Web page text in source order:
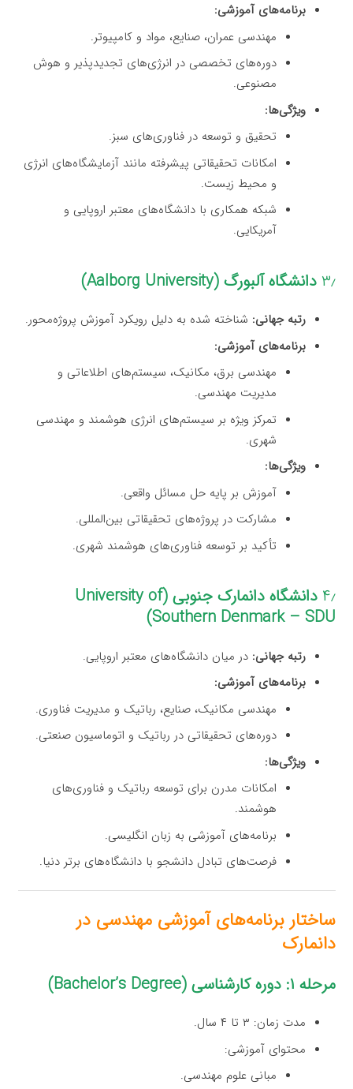
برنامه‌های آموزشی:
مهندسی عمران، صنایع، مواد و کامپیوتر.
دوره‌های تخصصی در انرژی‌های تجدیدپذیر و هوش
مصنوعی.
ویژگی‌ها:
تحقیق و توسعه در فناوری‌های سبز.
امکانات تحقیقاتی پیشرفته مانند آزمایشگاه‌های انرژی
و محیط زیست.
شبکه همکاری با دانشگاه‌های معتبر اروپایی و
آمریکایی.
۳٫ دانشگاه آلبورگ (Aalborg University)
رتبه جهانی: شناخته شده به دلیل رویکرد آموزش پروژه‌محور.
برنامه‌های آموزشی:
مهندسی برق، مکانیک، سیستم‌های اطلاعاتی و
مدیریت مهندسی.
تمرکز ویژه بر سیستم‌های انرژی هوشمند و مهندسی
شهری.
ویژگی‌ها:
آموزش بر پایه حل مسائل واقعی.
مشارکت در پروژه‌های تحقیقاتی بین‌المللی.
تأکید بر توسعه فناوری‌های هوشمند شهری.
۴٫
دانشگاه دانمارک جنوبی (University of
Southern Denmark – SDU)
رتبه جهانی: در میان دانشگاه‌های معتبر اروپایی.
برنامه‌های آموزشی:
مهندسی مکانیک، صنایع، رباتیک و مدیریت فناوری.
دوره‌های تحقیقاتی در رباتیک و اتوماسیون صنعتی.
ویژگی‌ها:
امکانات مدرن برای توسعه رباتیک و فناوری‌های
هوشمند.
برنامه‌های آموزشی به زبان انگلیسی.
فرصت‌های تبادل دانشجو با دانشگاه‌های برتر دنیا.
ساختار برنامه‌های آموزشی مهندسی در
دانمارک
مرحله ۱: دوره کارشناسی (Bachelor’s Degree)
مدت زمان: ۳ تا ۴ سال.
محتوای آموزشی:
مبانی علوم مهندسی.